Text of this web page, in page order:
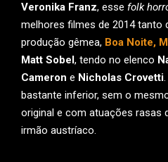
Veronika Franz, esse folk
melhores filmes de 2014 tanto
produção gêmea, Boa Noite,
Matt Sobel, tendo no elenco
Cameron e Nicholas Crovetti
bastante inferior, sem o
original e com atuações rasas
irmão austríaco.